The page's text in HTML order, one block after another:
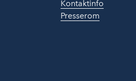
Kontaktinfo
Presserom